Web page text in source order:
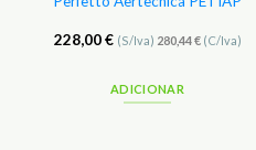
228,00€ (S/Iva) 280,44€(C/Iva)
ADICIONAR